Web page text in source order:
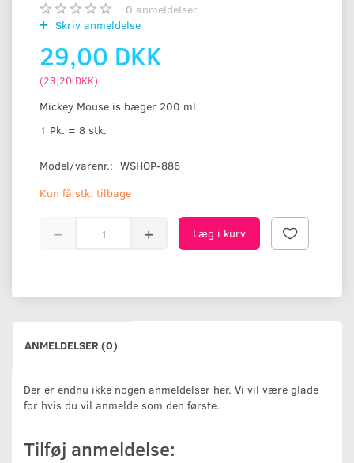
0 anmeldelser
Skriv anmeldelse
29,00 DKK
(23,20 DKK)
Mickey Mouse is bæger 200 ml.
1 Pk. = 8 stk.
Model/varenr.: WSHOP-886
Kun få stk. tilbage
Læg i kurv
ANMELDELSER (0)
Der er endnu ikke nogen anmeldelser her. Vi vil være glade
for hvis du vil anmelde som den første.
Tilføj anmeldelse: